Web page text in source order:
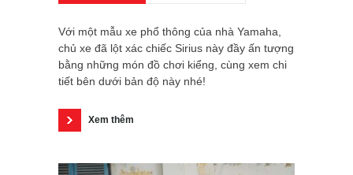
Với một mẫu xe phổ thông của nhà Yamaha,
chủ xe đã lột xác chiếc Sirius này đầy ấn tượng
bằng những món đồ chơi kiểng, cùng xem chi
tiết bên dưới bản độ này nhé!
Xem thêm